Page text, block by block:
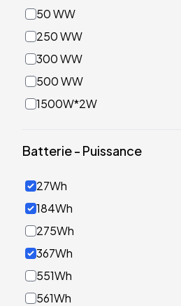
50 WW
250 WW
300 WW
500 WW
1500W*2W
Batterie - Puissance
27Wh
184Wh
275Wh
367Wh
551Wh
561Wh